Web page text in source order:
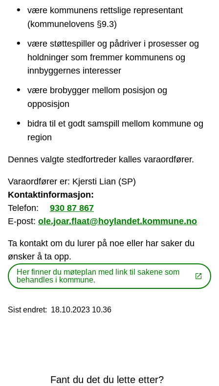
være kommunens rettslige representant
(kommunelovens §9.3)
være støttespiller og pådriver i prosesser og
holdninger som fremmer kommunens og
innbyggernes interesser
være brobygger mellom posisjon og
opposisjon
bidra til et godt samspill mellom kommune og
region
Dennes valgte stedfortreder kalles varaordfører.
Varaordfører er: Kjersti Lian (SP)
Kontaktinformasjon:
Telefon: 930 87 867
E-post: ole.joar.flaat@hoylandet.kommune.no
Ta kontakt om du lurer på noe eller har saker du
ønsker å ta opp.
Her finner du møteplan med link til sakene som
behandles i kommune.
Sist endret 18.10.2023 10.36
Fant du det du lette etter?